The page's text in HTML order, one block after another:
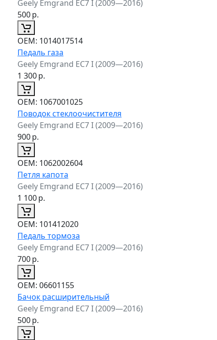
Geely Emgrand EC7 I (2009—2016)
500р.
ОЕМ: 1014017514
Педаль газа
Geely Emgrand EC7 I (2009—2016)
1 300р.
ОЕМ: 1067001025
Поводок стеклоочистителя
Geely Emgrand EC7 I (2009—2016)
900р.
ОЕМ: 1062002604
Петля капота
Geely Emgrand EC7 I (2009—2016)
1 100р.
ОЕМ: 101412020
Педаль тормоза
Geely Emgrand EC7 I (2009—2016)
700р.
ОЕМ: 06601155
Бачок расширительный
Geely Emgrand EC7 I (2009—2016)
500р.